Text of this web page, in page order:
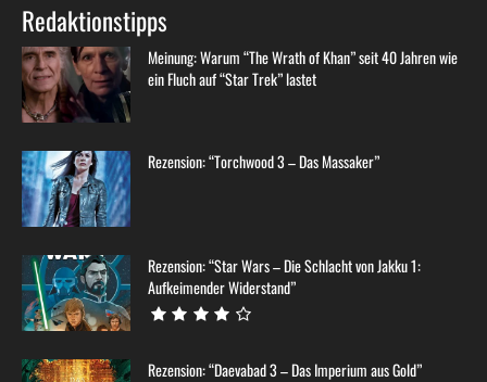
Redaktionstipps
Meinung: Warum “The Wrath of Khan” seit 40 Jahren wie
ein Fluch auf “Star Trek” lastet
Rezension: “Torchwood 3 – Das Massaker”
Rezension: “Star Wars – Die Schlacht von Jakku 1:
Aufkeimender Widerstand”
Rezension: “Daevabad 3 – Das Imperium aus Gold”